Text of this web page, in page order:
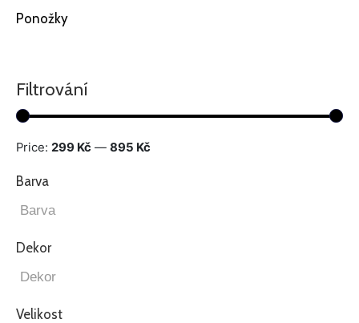
Ponožky
Filtrování
Price: 299 Kč — 895 Kč
Barva
Dekor
Velikost